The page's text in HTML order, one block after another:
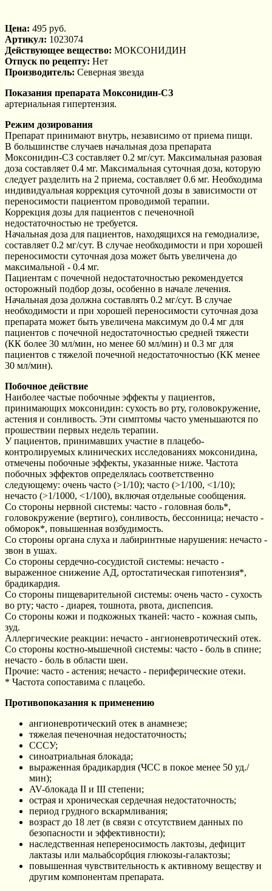
Цена: 495 руб.
Артикул: 1023074
Действующее вещество: МОКСОНИДИН
Отпуск по рецепту: Нет
Производитель: Северная звезда
Показания препарата Моксонидин-СЗ
артериальная гипертензия.
Режим дозирования
Препарат принимают внутрь, независимо от приема пищи.
В большинстве случаев начальная доза препарата
Моксонидин-СЗ составляет 0.2 мг/сут. Максимальная разовая
доза составляет 0.4 мг. Максимальная суточная доза, которую
следует разделить на 2 приема, составляет 0.6 мг. Необходима
индивидуальная коррекция суточной дозы в зависимости от
переносимости пациентом проводимой терапии.
Коррекция дозы для пациентов с печеночной
недостаточностью не требуется.
Начальная доза для пациентов, находящихся на гемодиализе,
составляет 0.2 мг/сут. В случае необходимости и при хорошей
переносимости суточная доза может быть увеличена до
максимальной - 0.4 мг.
Пациентам с почечной недостаточностью рекомендуется
осторожный подбор дозы, особенно в начале лечения.
Начальная доза должна составлять 0.2 мг/сут. В случае
необходимости и при хорошей переносимости суточная доза
препарата может быть увеличена максимум до 0.4 мг для
пациентов с почечной недостаточностью средней тяжести
(КК более 30 мл/мин, но менее 60 мл/мин) и 0.3 мг для
пациентов с тяжелой почечной недостаточностью (КК менее
30 мл/мин).
Побочное действие
Наиболее частые побочные эффекты у пациентов,
принимающих моксонидин: сухость во рту, головокружение,
астения и сонливость. Эти симптомы часто уменьшаются по
прошествии первых недель терапии.
У пациентов, принимавших участие в плацебо-
контролируемых клинических исследованиях моксонидина,
отмечены побочные эффекты, указанные ниже. Частота
побочных эффектов определялась соответственно
следующему: очень часто (>1/10); часто (>1/100, <1/10);
нечасто (>1/1000, <1/100), включая отдельные сообщения.
Со стороны нервной системы: часто - головная боль*,
головокружение (вертиго), сонливость, бессонница; нечасто -
обморок*, повышенная возбудимость.
Со стороны органа слуха и лабиринтные нарушения: нечасто -
звон в ушах.
Со стороны сердечно-сосудистой системы: нечасто -
выраженное снижение АД, ортостатическая гипотензия*,
брадикардия.
Со стороны пищеварительной системы: очень часто - сухость
во рту; часто - диарея, тошнота, рвота, диспепсия.
Со стороны кожи и подкожных тканей: часто - кожная сыпь,
зуд.
Аллергические реакции: нечасто - ангионевротический отек.
Со стороны костно-мышечной системы: часто - боль в спине;
нечасто - боль в области шеи.
Прочие: часто - астения; нечасто - периферические отеки.
* Частота сопоставима с плацебо.
Противопоказания к применению
ангионевротический отек в анамнезе;
тяжелая печеночная недостаточность;
СССУ;
синоатриальная блокада;
выраженная брадикардия (ЧСС в покое менее 50 уд./
мин);
AV-блокада II и III степени;
острая и хроническая сердечная недостаточность;
период грудного вскармливания;
возраст до 18 лет (в связи с отсутствием данных по
безопасности и эффективности);
наследственная непереносимость лактозы, дефицит
лактазы или мальабсорбция глюкозы-галактозы;
повышенная чувствительность к активному веществу и
другим компонентам препарата.